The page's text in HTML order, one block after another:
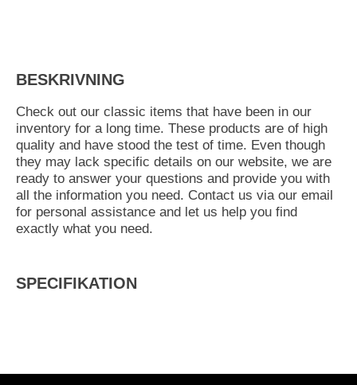
BESKRIVNING
Check out our classic items that have been in our
inventory for a long time. These products are of high
quality and have stood the test of time. Even though
they may lack specific details on our website, we are
ready to answer your questions and provide you with
all the information you need. Contact us via our email
for personal assistance and let us help you find
exactly what you need.
SPECIFIKATION